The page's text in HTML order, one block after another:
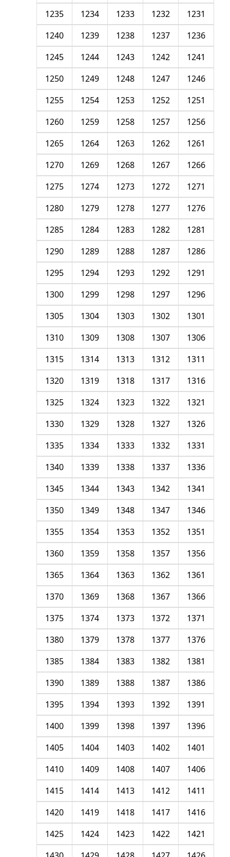
1231
1232
1233
1234
1235
1236
1237
1238
1239
1240
1241
1242
1243
1244
1245
1246
1247
1248
1249
1250
1251
1252
1253
1254
1255
1256
1257
1258
1259
1260
1261
1262
1263
1264
1265
1266
1267
1268
1269
1270
1271
1272
1273
1274
1275
1276
1277
1278
1279
1280
1281
1282
1283
1284
1285
1286
1287
1288
1289
1290
1291
1292
1293
1294
1295
1296
1297
1298
1299
1300
1301
1302
1303
1304
1305
1306
1307
1308
1309
1310
1311
1312
1313
1314
1315
1316
1317
1318
1319
1320
1321
1322
1323
1324
1325
1326
1327
1328
1329
1330
1331
1332
1333
1334
1335
1336
1337
1338
1339
1340
1341
1342
1343
1344
1345
1346
1347
1348
1349
1350
1351
1352
1353
1354
1355
1356
1357
1358
1359
1360
1361
1362
1363
1364
1365
1366
1367
1368
1369
1370
1371
1372
1373
1374
1375
1376
1377
1378
1379
1380
1381
1382
1383
1384
1385
1386
1387
1388
1389
1390
1391
1392
1393
1394
1395
1396
1397
1398
1399
1400
1401
1402
1403
1404
1405
1406
1407
1408
1409
1410
1411
1412
1413
1414
1415
1416
1417
1418
1419
1420
1421
1422
1423
1424
1425